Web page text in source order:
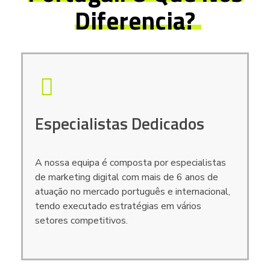
Diferencia?
Especialistas Dedicados
A nossa equipa é composta por especialistas
de marketing digital com mais de 6 anos de
atuação no mercado português e internacional,
tendo executado estratégias em vários
setores competitivos.